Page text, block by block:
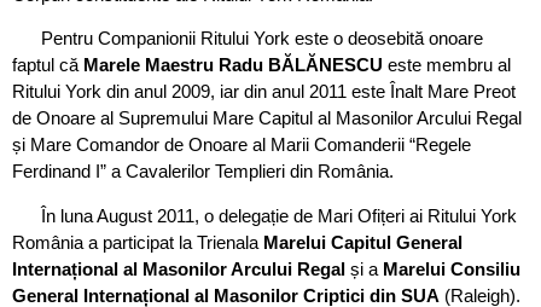
Pentru Companionii Ritului York este o deosebită onoare
faptul că Marele Maestru Radu BĂLĂNESCU este membru al
Ritului York din anul 2009, iar din anul 2011 este Înalt Mare Preot
de Onoare al Supremului Mare Capitul al Masonilor Arcului Regal
și Mare Comandor de Onoare al Marii Comanderii “Regele
Ferdinand I” a Cavalerilor Templieri din România.
În luna August 2011, o delegație de Mari Ofițeri ai Ritului York
România a participat la Trienala Marelui Capitul General
Internațional al Masonilor Arcului Regal și a Marelui Consiliu
General Internațional al Masonilor Criptici din SUA (Raleigh).